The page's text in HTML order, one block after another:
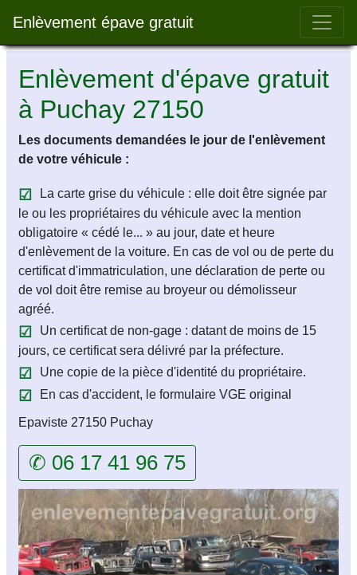
Enlèvement épave gratuit Bar
Enlèvement d'épave gratuit
à Puchay 27150
Les documents demandées le jour de l'enlèvement
de votre véhicule :
La carte grise du véhicule : elle doit être signée par
le ou les propriétaires du véhicule avec la mention
obligatoire « cédé le... » au jour, date et heure
d'enlèvement de la voiture. En cas de vol ou de perte du
certificat d'immatriculation, une déclaration de perte ou
de vol doit être remise au broyeur ou démolisseur
agréé.
Un certificat de non-gage : datant de moins de 15
jours, ce certificat sera délivré par la préfecture.
Une copie de la pièce d'identité du propriétaire.
En cas d'accident, le formulaire VGE original
Epaviste 27150 Puchay
✆ 06 17 41 96 75